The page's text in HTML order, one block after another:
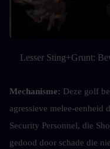
Lesser Sting+Grunt:
Mechanisme: Deze golf
agressieve melee-eenheid
Security Personnel, die
gedood door schade die